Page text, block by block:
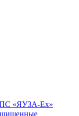
«ЯУЗА-Ех»